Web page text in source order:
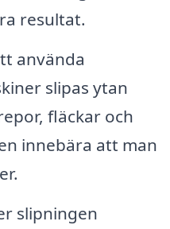
resultat.
använda
slipas ytan
fläckar och
innebära att man
slipningen